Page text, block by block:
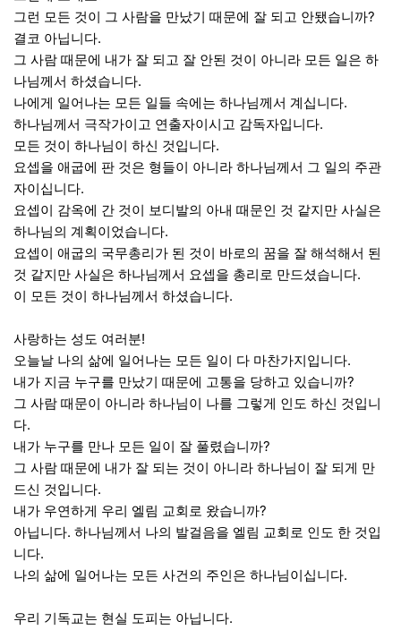
그런 모든 것이 그 사람을 만났기 때문에 잘 되고 안됐습니까?
결코 아닙니다.
그 사람 때문에 내가 잘 되고 잘 안된 것이 아니라 모든 일은 하
나님께서 하셨습니다.
나에게 일어나는 모든 일들 속에는 하나님께서 계십니다.
하나님께서 극작가이고 연출자이시고 감독자입니다.
모든 것이 하나님이 하신 것입니다.
요셉을 애굽에 판 것은 형들이 아니라 하나님께서 그 일의 주관
자이십니다.
요셉이 감옥에 간 것이 보디발의 아내 때문인 것 같지만 사실은
하나님의 계획이었습니다.
요셉이 애굽의 국무총리가 된 것이 바로의 꿈을 잘 해석해서 된
것 같지만 사실은 하나님께서 요셉을 총리로 만드셨습니다.
이 모든 것이 하나님께서 하셨습니다.
사랑하는 성도 여러분!
오늘날 나의 삶에 일어나는 모든 일이 다 마찬가지입니다.
내가 지금 누구를 만났기 때문에 고통을 당하고 있습니까?
그 사람 때문이 아니라 하나님이 나를 그렇게 인도 하신 것입니
다.
내가 누구를 만나 모든 일이 잘 풀렸습니까?
그 사람 때문에 내가 잘 되는 것이 아니라 하나님이 잘 되게 만
드신 것입니다.
내가 우연하게 우리 엘림 교회로 왔습니까?
아닙니다. 하나님께서 나의 발걸음을 엘림 교회로 인도 한 것입
니다.
나의 삶에 일어나는 모든 사건의 주인은 하나님이십니다.
우리 기독교는 현실 도피는 아닙니다.